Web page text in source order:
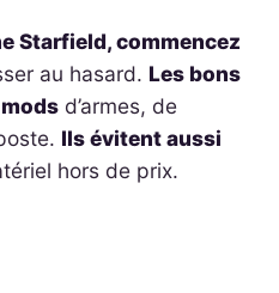
Starfield, commencez
au hasard. Les bons
d’armes, de
Ils évitent aussi
hors de prix.